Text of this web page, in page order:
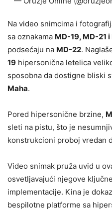
Na video snimcima i
sa oznakama MD-19, MD-21
podsećaju na MD-22.
19 hipersonična letelica
sposobna da dostigne bliski
Maha.
Pored hipersonične brzine,
sleti na pistu, što je
konstrukcioni proboj vredan
Video snimak pruža uvid u
osvetljavajući njegove
implementacije. Kina je
bespilotne platforme sa